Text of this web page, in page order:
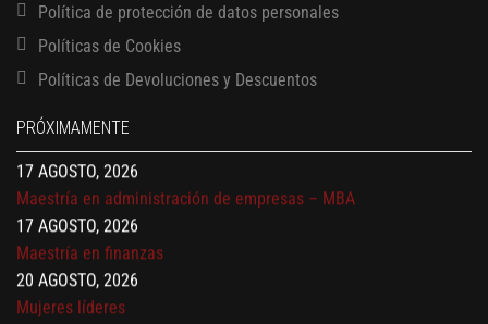
Política de protección de datos personales
Políticas de Cookies
Políticas de Devoluciones y Descuentos
PRÓXIMAMENTE
13 AGOSTO, 2026
Finanzas para no financieros
17 AGOSTO, 2026
Gerencia de empresas familiares
17 AGOSTO, 2026
Maestría en administración de empresas – MBA
17 AGOSTO, 2026
Maestría en finanzas
20 AGOSTO, 2026
Mujeres líderes
27 AGOSTO, 2026
Negociación y liderazgo